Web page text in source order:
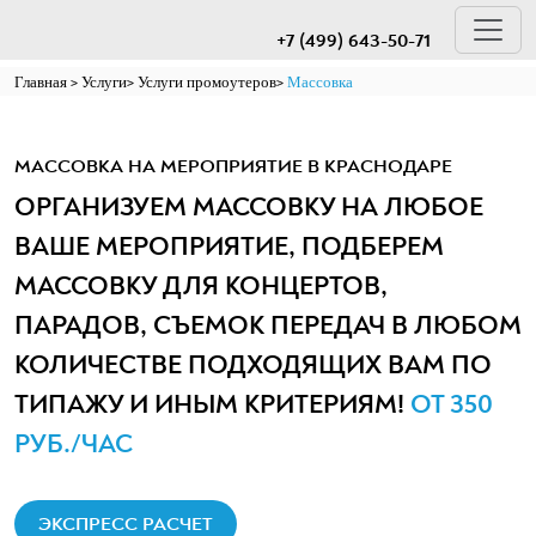
+7 (499) 643-50-71
Главная Услуги Услуги промоутеров Массовка
МАССОВКА НА МЕРОПРИЯТИЕ В КРАСНОДАРЕ
ОРГАНИЗУЕМ МАССОВКУ НА ЛЮБОЕ
ВАШЕ МЕРОПРИЯТИЕ, ПОДБЕРЕМ
МАССОВКУ ДЛЯ КОНЦЕРТОВ,
ПАРАДОВ, СЪЕМОК ПЕРЕДАЧ В ЛЮБОМ
КОЛИЧЕСТВЕ ПОДХОДЯЩИХ ВАМ ПО
ТИПАЖУ И ИНЫМ КРИТЕРИЯМ! ОТ 350
РУБ./ЧАС
ЭКСПРЕСС РАСЧЕТ